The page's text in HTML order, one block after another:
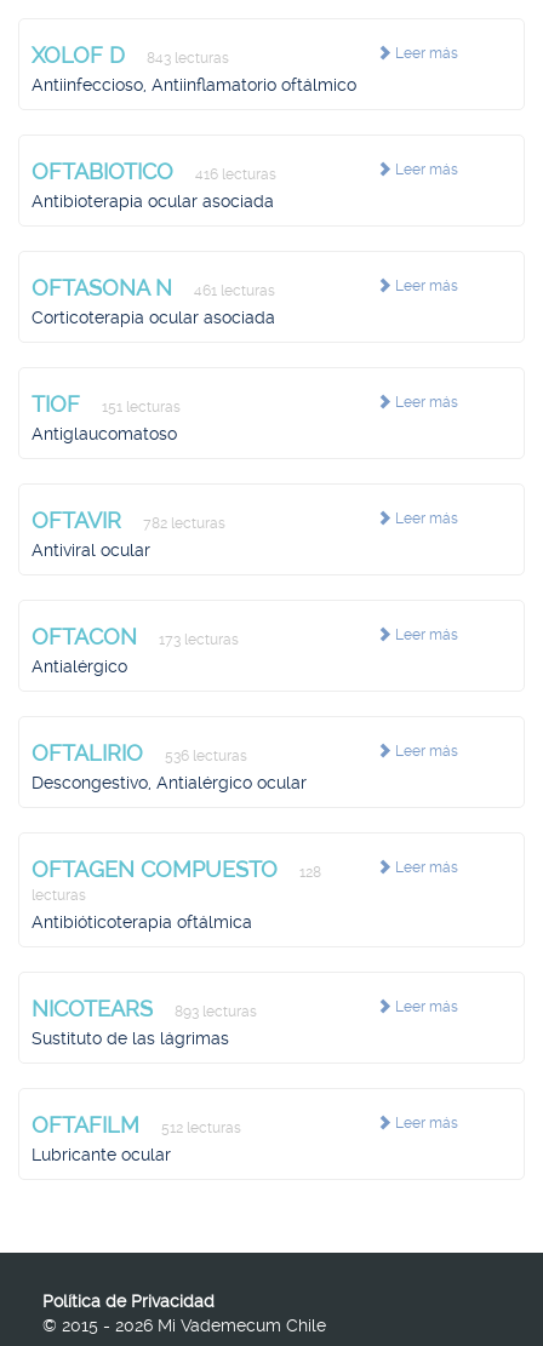
Leer más
XOLOF D 843 lecturas
Antiinfeccioso, Antiinflamatorio oftálmico
Leer más
OFTABIOTICO 416 lecturas
Antibioterapia ocular asociada
Leer más
OFTASONA N 461 lecturas
Corticoterapia ocular asociada
Leer más
TIOF 151 lecturas
Antiglaucomatoso
Leer más
OFTAVIR 782 lecturas
Antiviral ocular
Leer más
OFTACON 173 lecturas
Antialérgico
Leer más
OFTALIRIO 536 lecturas
Descongestivo, Antialérgico ocular
Leer más
OFTAGEN COMPUESTO
128
lecturas
Antibióticoterapia oftálmica
Leer más
NICOTEARS 893 lecturas
Sustituto de las lágrimas
Leer más
OFTAFILM 512 lecturas
Lubricante ocular
Política de Privacidad
© 2015 - 2026 Mi Vademecum Chile